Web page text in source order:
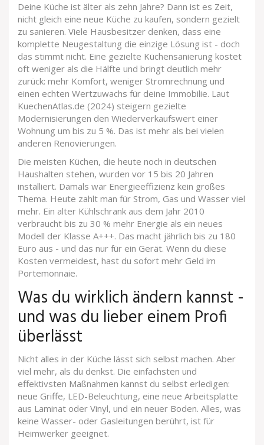
Deine Küche ist älter als zehn Jahre? Dann ist es Zeit,
nicht gleich eine neue Küche zu kaufen, sondern gezielt
zu sanieren. Viele Hausbesitzer denken, dass eine
komplette Neugestaltung die einzige Lösung ist - doch
das stimmt nicht. Eine gezielte Küchensanierung kostet
oft weniger als die Hälfte und bringt deutlich mehr
zurück: mehr Komfort, weniger Stromrechnung und
einen echten Wertzuwachs für deine Immobilie. Laut
KuechenAtlas.de (2024) steigern gezielte
Modernisierungen den Wiederverkaufswert einer
Wohnung um bis zu 5 %. Das ist mehr als bei vielen
anderen Renovierungen.
Die meisten Küchen, die heute noch in deutschen
Haushalten stehen, wurden vor 15 bis 20 Jahren
installiert. Damals war Energieeffizienz kein großes
Thema. Heute zahlt man für Strom, Gas und Wasser viel
mehr. Ein alter Kühlschrank aus dem Jahr 2010
verbraucht bis zu 30 % mehr Energie als ein neues
Modell der Klasse A+++. Das macht jährlich bis zu 180
Euro aus - und das nur für ein Gerät. Wenn du diese
Kosten vermeidest, hast du sofort mehr Geld im
Portemonnaie.
Was du wirklich ändern kannst -
und was du lieber einem Profi
überlässt
Nicht alles in der Küche lässt sich selbst machen. Aber
viel mehr, als du denkst. Die einfachsten und
effektivsten Maßnahmen kannst du selbst erledigen:
neue Griffe, LED-Beleuchtung, eine neue Arbeitsplatte
aus Laminat oder Vinyl, und ein neuer Boden. Alles, was
keine Wasser- oder Gasleitungen berührt, ist für
Heimwerker geeignet.